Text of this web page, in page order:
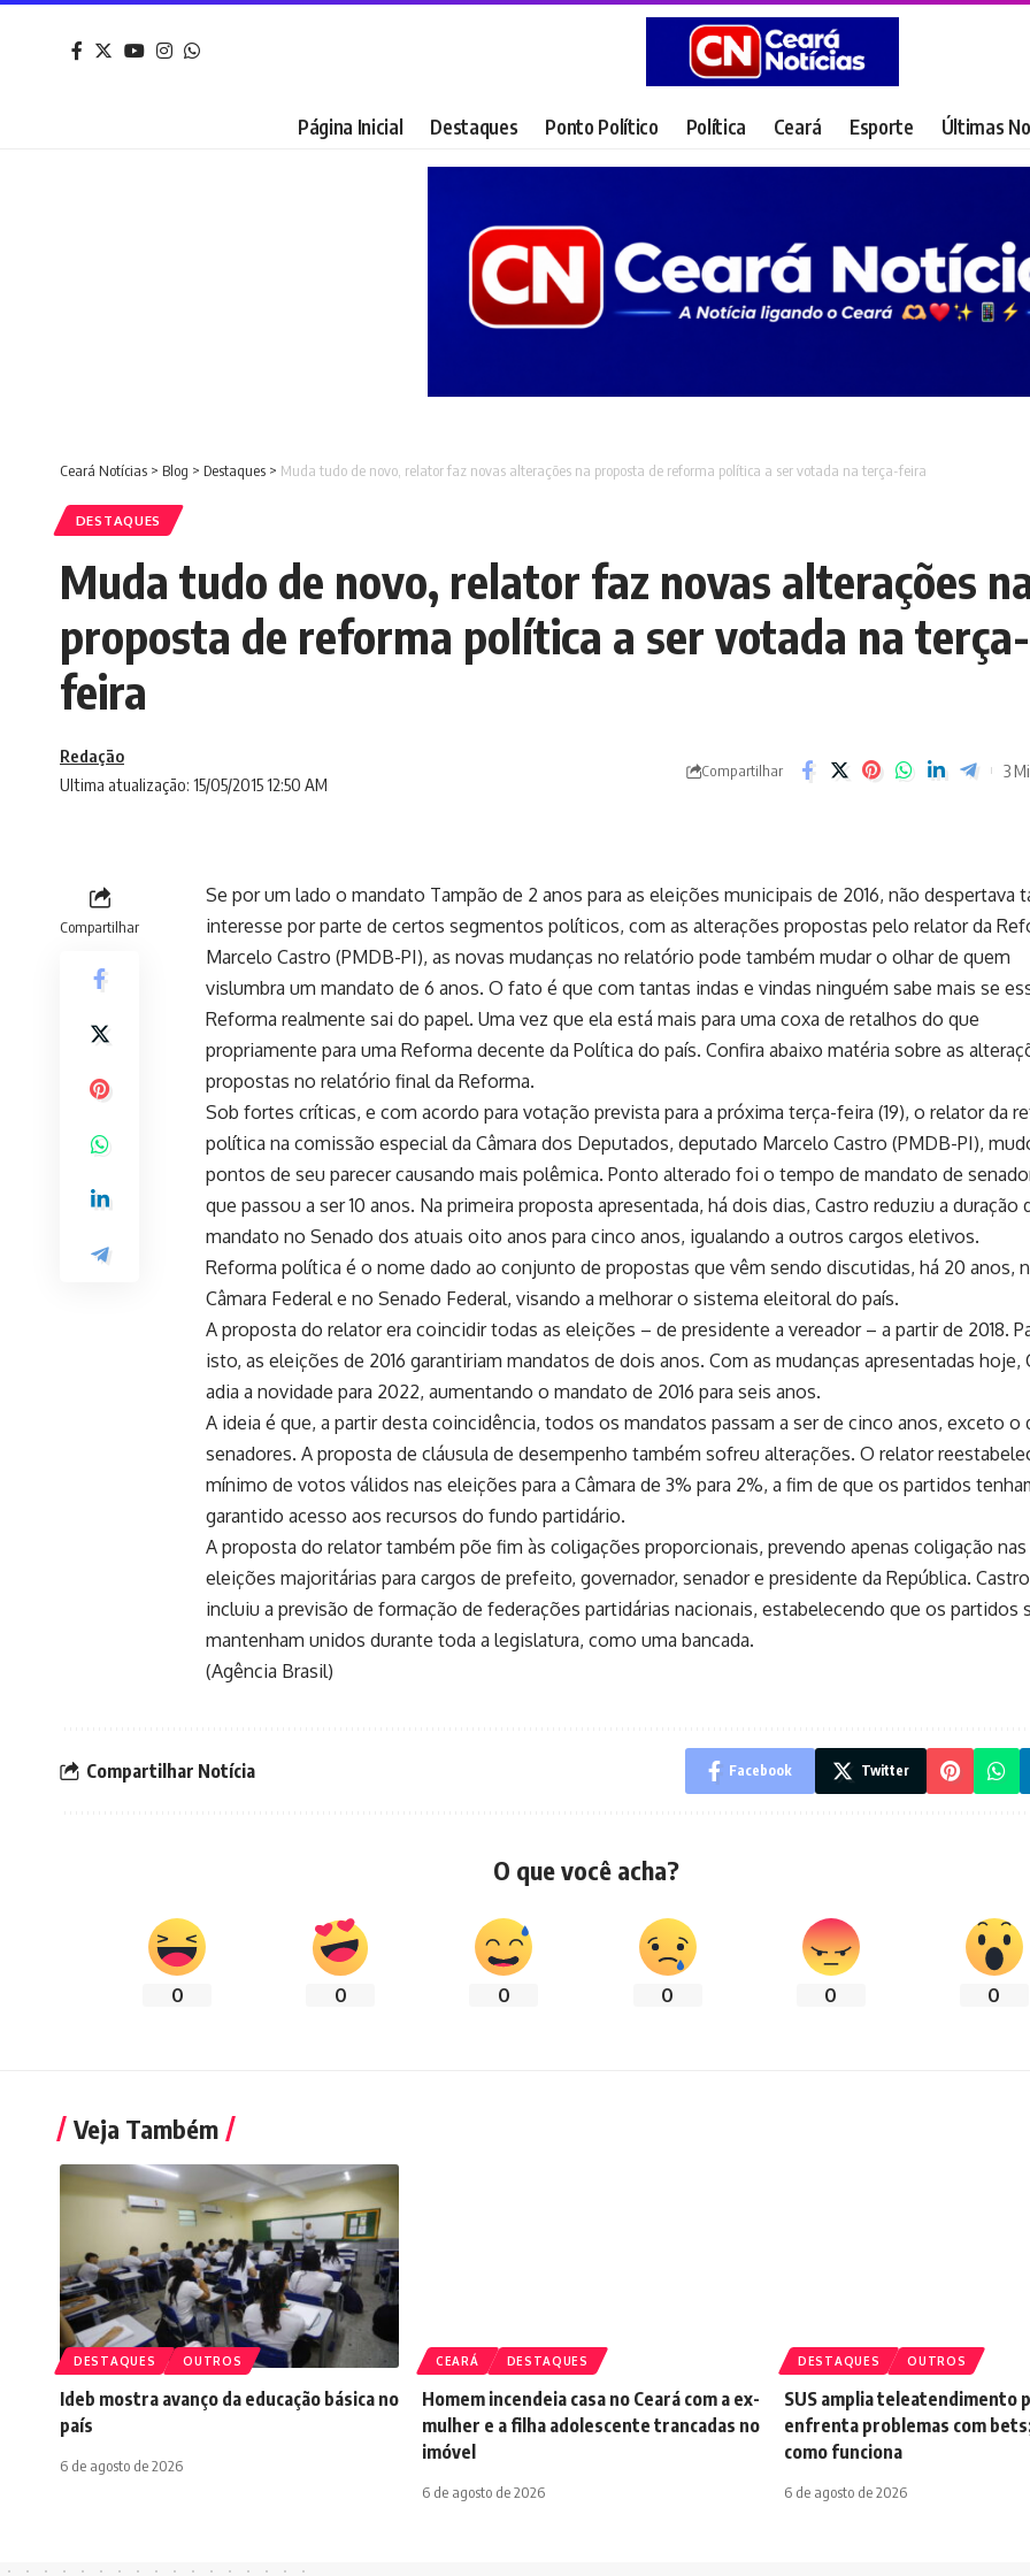
Página Inicial Destaques Ponto Político Política Ceará Esporte Últimas
Ceará Notícias > Blog > Destaques > Muda tudo de novo, relator faz novas alterações na proposta de reforma política a ser votada na terça-feira
DESTAQUES
Muda tudo de novo, relator faz novas alterações
proposta de reforma política a ser votada na terça-
feira
Ultima atualização: 15/05/2015 12:50 AM
Redação
Compartilhar 3
Compartilhar
Se por um lado o mandato Tampão de 2 anos para as eleições municipais de 2016, não despertava
interesse por parte de certos segmentos políticos, com as alterações propostas pelo relator da
Marcelo Castro (PMDB-PI), as novas mudanças no relatório pode também mudar o olhar de quem
vislumbra um mandato de 6 anos. O fato é que com tantas indas e vindas ninguém sabe mais se
Reforma realmente sai do papel. Uma vez que ela está mais para uma coxa de retalhos do que
propriamente para uma Reforma decente da Política do país. Confira abaixo matéria sobre as
propostas no relatório final da Reforma.
Sob fortes críticas, e com acordo para votação prevista para a próxima terça-feira (19), o relator da
política na comissão especial da Câmara dos Deputados, deputado Marcelo Castro (PMDB-PI),
pontos de seu parecer causando mais polêmica. Ponto alterado foi o tempo de mandato de
que passou a ser 10 anos. Na primeira proposta apresentada, há dois dias, Castro reduziu a duração
mandato no Senado dos atuais oito anos para cinco anos, igualando a outros cargos eletivos.
Reforma política é o nome dado ao conjunto de propostas que vêm sendo discutidas, há 20 anos,
Câmara Federal e no Senado Federal, visando a melhorar o sistema eleitoral do país.
A proposta do relator era coincidir todas as eleições – de presidente a vereador – a partir de 2018.
isto, as eleições de 2016 garantiriam mandatos de dois anos. Com as mudanças apresentadas hoje,
adia a novidade para 2022, aumentando o mandato de 2016 para seis anos.
A ideia é que, a partir desta coincidência, todos os mandatos passam a ser de cinco anos, exceto o
senadores. A proposta de cláusula de desempenho também sofreu alterações. O relator
mínimo de votos válidos nas eleições para a Câmara de 3% para 2%, a fim de que os partidos
garantido acesso aos recursos do fundo partidário.
A proposta do relator também põe fim às coligações proporcionais, prevendo apenas coligação nas
eleições majoritárias para cargos de prefeito, governador, senador e presidente da República. Castro
incluiu a previsão de formação de federações partidárias nacionais, estabelecendo que os partidos
mantenham unidos durante toda a legislatura, como uma bancada.
(Agência Brasil)
Compartilhar Notícia Facebook Twitter
O que você acha?
0 0 0 0 0 0
Veja Também
DESTAQUES OUTROS
Ideb mostra avanço da educação básica no
país
6 de agosto de 2026
CEARÁ DESTAQUES
Homem incendeia casa no Ceará com a ex-
mulher e a filha adolescente trancadas no
imóvel
6 de agosto de 2026
DESTAQUES OUTROS
SUS amplia teleatendimento
enfrenta problemas com
como funciona
6 de agosto de 2026